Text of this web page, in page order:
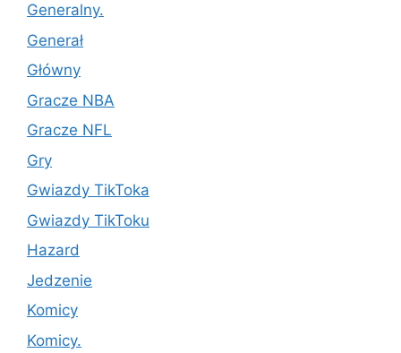
Generalny.
Generał
Główny
Gracze NBA
Gracze NFL
Gry
Gwiazdy TikToka
Gwiazdy TikToku
Hazard
Jedzenie
Komicy
Komicy.